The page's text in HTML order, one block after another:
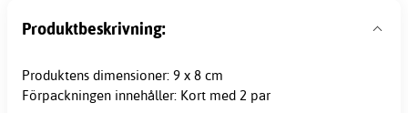
Produktbeskrivning:
Produktens dimensioner: 9 x 8 cm
Förpackningen innehåller: Kort med 2 par